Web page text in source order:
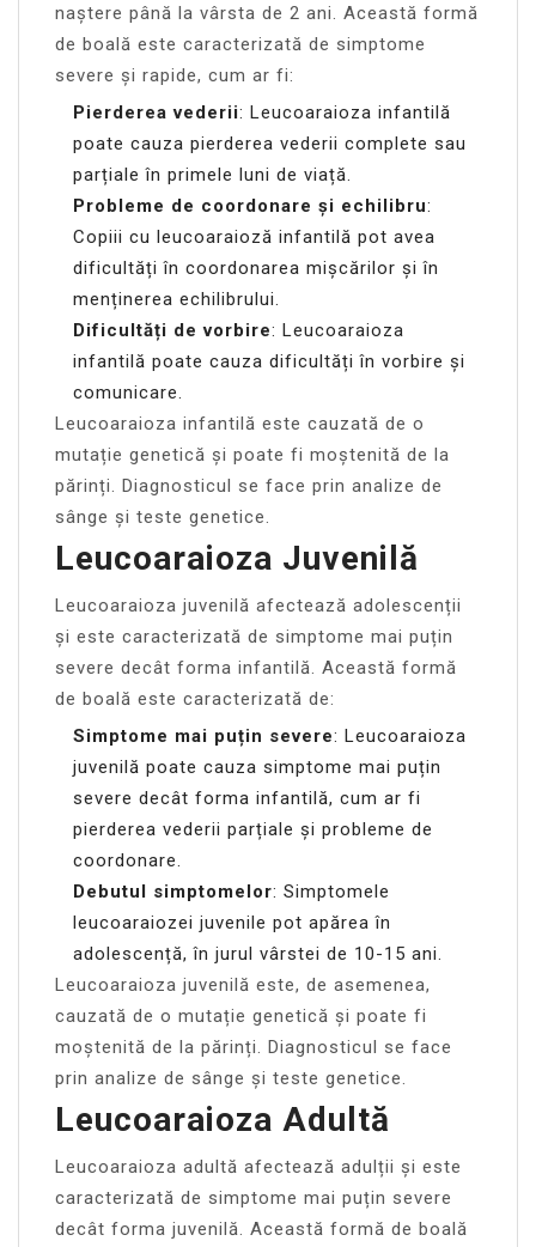
naștere până la vârsta de 2 ani. Această formă
de boală este caracterizată de simptome
severe și rapide, cum ar fi:
Pierderea vederii: Leucoaraioza infantilă
poate cauza pierderea vederii complete sau
parțiale în primele luni de viață.
Probleme de coordonare și echilibru:
Copiii cu leucoaraioză infantilă pot avea
dificultăți în coordonarea mișcărilor și în
menținerea echilibrului.
Dificultăți de vorbire: Leucoaraioza
infantilă poate cauza dificultăți în vorbire și
comunicare.
Leucoaraioza infantilă este cauzată de o
mutație genetică și poate fi moștenită de la
părinți. Diagnosticul se face prin analize de
sânge și teste genetice.
Leucoaraioza Juvenilă
Leucoaraioza juvenilă afectează adolescenții
și este caracterizată de simptome mai puțin
severe decât forma infantilă. Această formă
de boală este caracterizată de:
Simptome mai puțin severe: Leucoaraioza
juvenilă poate cauza simptome mai puțin
severe decât forma infantilă, cum ar fi
pierderea vederii parțiale și probleme de
coordonare.
Debutul simptomelor: Simptomele
leucoaraiozei juvenile pot apărea în
adolescență, în jurul vârstei de 10-15 ani.
Leucoaraioza juvenilă este, de asemenea,
cauzată de o mutație genetică și poate fi
moștenită de la părinți. Diagnosticul se face
prin analize de sânge și teste genetice.
Leucoaraioza Adultă
Leucoaraioza adultă afectează adulții și este
caracterizată de simptome mai puțin severe
decât forma juvenilă. Această formă de boală